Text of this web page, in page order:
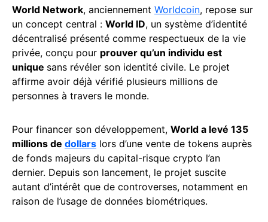
World Network, anciennement Worldcoin, repose sur
un concept central : World ID, un système d’identité
décentralisé présenté comme respectueux de la vie
privée, conçu pour prouver qu’un individu est
unique sans révéler son identité civile. Le projet
affirme avoir déjà vérifié plusieurs millions de
personnes à travers le monde.
Pour financer son développement, World a levé 135
millions de dollars lors d’une vente de tokens auprès
de fonds majeurs du capital-risque crypto l’an
dernier. Depuis son lancement, le projet suscite
autant d’intérêt que de controverses, notamment en
raison de l’usage de données biométriques.